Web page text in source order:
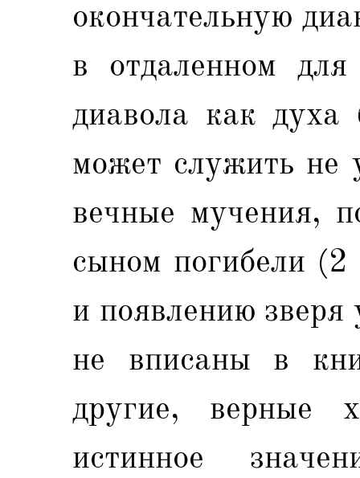
окончательную
в отдаленном
диавола как духа
может служить не
вечные мучения,
сыном погибели
и появлению зверя
не вписаны в
другие, верные
истинное